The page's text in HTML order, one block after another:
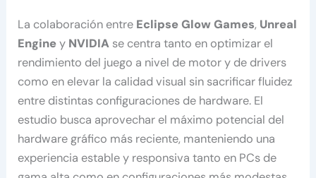
La colaboración entre Eclipse Glow Games, Unreal
Enginey NVIDIA se centra tanto en optimizar el
rendimiento del juego a nivel de motor y de drivers
como en elevar la calidad visual sin sacrificar fluidez
entre distintas configuraciones de hardware. El
estudio busca aprovechar el máximo potencial del
hardware gráfico más reciente, manteniendo una
experiencia estable y responsiva tanto en PCs de